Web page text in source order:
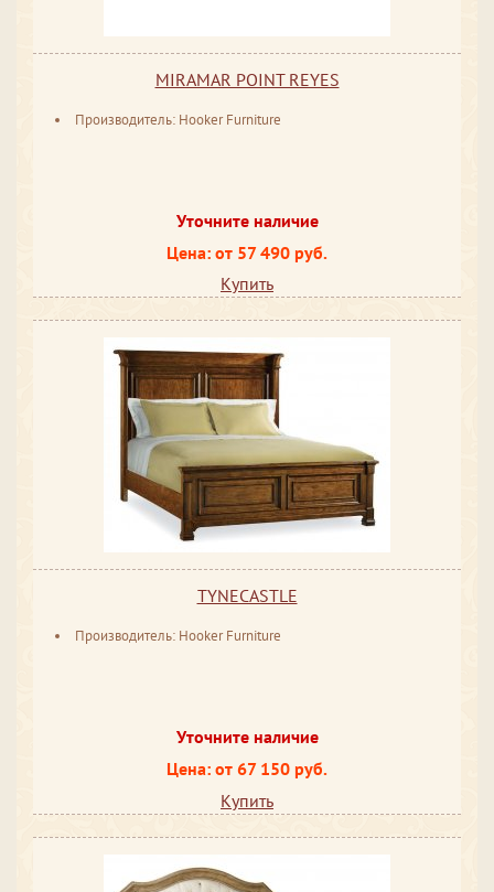
MIRAMAR POINT REYES
Производитель: Hooker Furniture
Уточните наличие
Цена: от 57 490 руб.
Купить
TYNECASTLE
Производитель: Hooker Furniture
Уточните наличие
Цена: от 67 150 руб.
Купить